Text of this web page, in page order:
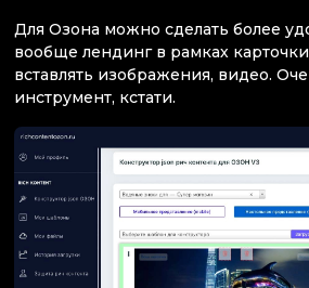
Для Озона можно сделать более
вообще лендинг в рамках
вставлять изображения, видео.
инструмент, кстати.